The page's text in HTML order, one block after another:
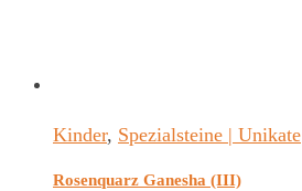
Kinder, Spezialsteine | Unikate
Rosenquarz Ganesha (III)